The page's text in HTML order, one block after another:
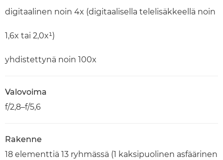
digitaalinen noin 4x (digitaalisella telelisäkkeellä noin
1,6x tai 2,0x¹)
yhdistettynä noin 100x
Valovoima
f/2,8–f/5,6
Rakenne
18 elementtiä 13 ryhmässä (1 kaksipuolinen asfäärinen